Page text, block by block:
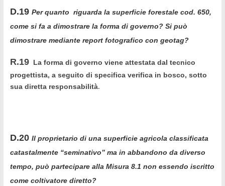
D.19 Per quanto riguarda la superficie forestale cod. 650,
come si fa a dimostrare la forma di governo? Si può
dimostrare mediante report fotografico con geotag?
R.19 La forma di governo viene attestata dal tecnico
progettista, a seguito di specifica verifica in bosco, sotto
sua diretta responsabilità.
D.20 Il proprietario di una superficie agricola classificata
catastalmente “seminativo” ma in abbandono da diverso
tempo, può partecipare alla Misura 8.1 non essendo iscritto
come coltivatore diretto?